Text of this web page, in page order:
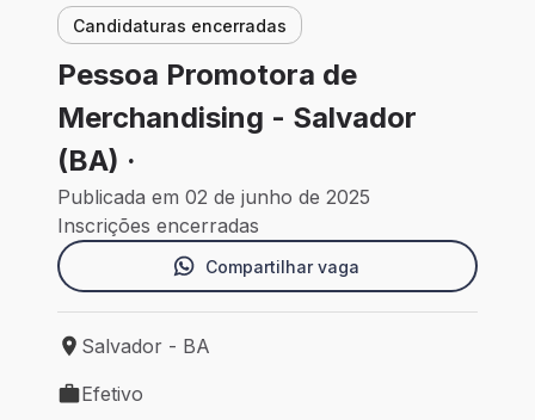
Candidaturas encerradas
Pessoa Promotora de
Merchandising - Salvador
(BA) ·
Publicada em 02 de junho de 2025
Inscrições encerradas
Compartilhar vaga
Local de trabalho: Salvador - BA
Salvador - BA
Tipo de vaga: Efetivo
Efetivo